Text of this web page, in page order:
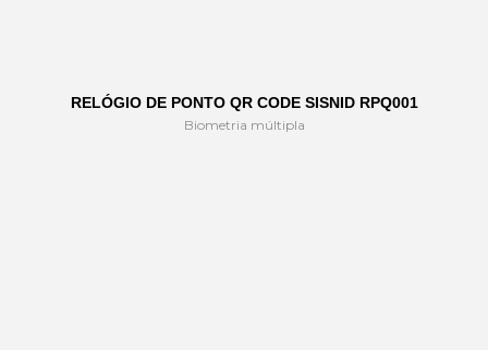
RELÓGIO DE PONTO QR CODE SISNID RPQ001
Biometria múltipla